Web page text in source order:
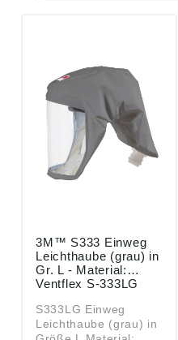
3M™ S333 Einweg
Leichthaube (grau) in
Gr. L - Material:
Ventflex S-333LG
S333LG Einweg
Leichthaube (grau) in